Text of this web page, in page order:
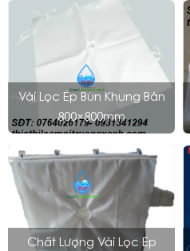
Vải Lọc Ép Bùn Khung Bản
800×800mm
Chất Lượng Vải Lọc Ép